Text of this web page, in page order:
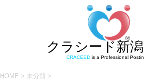
クラシード新
CRACEEDis a Professional
HOME > 未分類 >